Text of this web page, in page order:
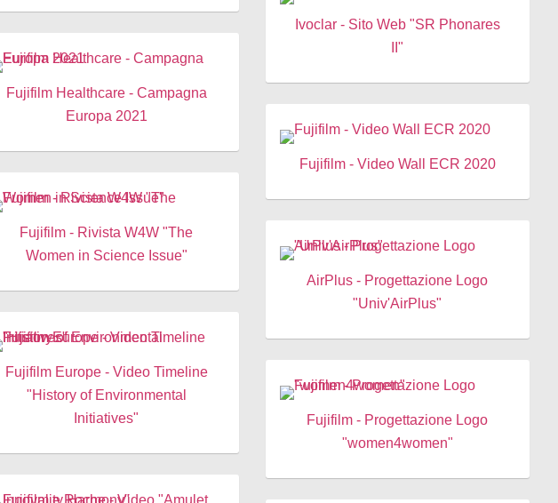
Fujifilm Healthcare - Campagna
Europa 2021
Fujifilm - Rivista W4W "The
Women in Science Issue"
Fujifilm Europe - Video Timeline
"History of Environmental
Initiatives"
Ivoclar - Sito Web "SR Phonares
II"
Fujifilm - Video Wall ECR 2020
AirPlus - Progettazione Logo
"Univ'AirPlus"
Fujifilm - Progettazione Logo
"women4women"